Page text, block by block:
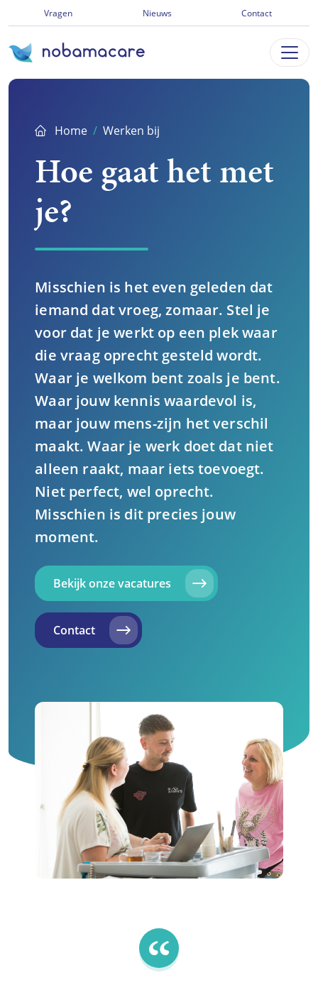
direct
naar
inhoud
Vragen Nieuws Contact
Home Werken bij
Hoe gaat het met
je?
Misschien is het even geleden dat
iemand dat vroeg, zomaar. Stel je
voor dat je werkt op een plek waar
die vraag oprecht gesteld wordt.
Waar je welkom bent zoals je bent.
Waar jouw kennis waardevol is,
maar jouw mens-zijn het verschil
maakt. Waar je werk doet dat niet
alleen raakt, maar iets toevoegt.
Niet perfect, wel oprecht.
Misschien is dit precies jouw
moment.
Bekijk onze vacatures
Contact